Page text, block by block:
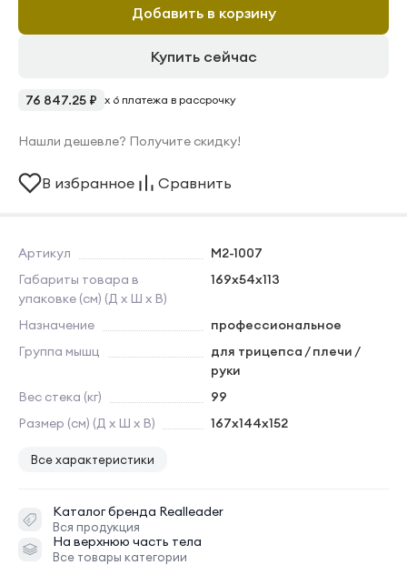
Артикул
M2-1007
Габариты товара в
упаковке (см) (Д х Ш х В)
169х54х113
Назначение
профессиональное
Группа мышц
для трицепса / плечи /
руки
Вес стека (кг)
99
Размер (см) (Д х Ш х В)
167х144х152
Все характеристики
Каталог бренда Realleader
Вся продукция
На верхнюю часть тела
Все товары категории
Добавить в корзину
Купить сейчас
76 847.25 ₽ x 6 платежа в рассрочку
Нашли дешевле? Получите скидку!
В избранное Сравнить